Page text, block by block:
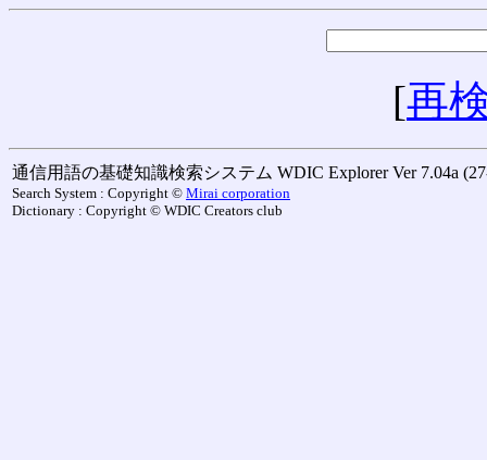
[再
通信用語の基礎知識検索システム WDIC Explorer Ver 7.04a
Search System : Copyright © Mirai corporation
Dictionary : Copyright © WDIC Creators club